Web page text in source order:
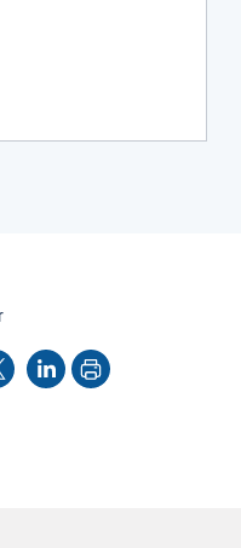
cette page
LinkedInImprimer